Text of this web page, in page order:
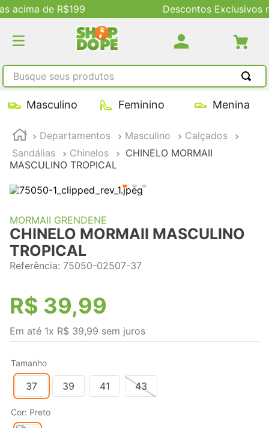
Descontos Exclusivos no Site
Busque seus produtos
Masculino Feminino Menina
Departamentos Masculino
Calçados
Sandálias
Chinelos
CHINELO MORMAII
MASCULINO TROPICAL
MORMAII GRENDENE
CHINELO MORMAII MASCULINO
TROPICAL
Referência: 75050-02507-37
R$ 39,99
Em até 1x R$ 39,99 sem juros
Tamanho
37 39 41 43
Cor: Preto
TERMOS MAIS BUSCADOS
2
tenis feminino
3º
kenner